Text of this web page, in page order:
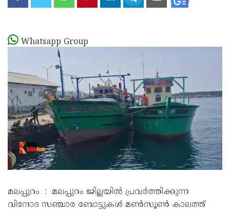
Whatsapp Group
മലപ്പുറം : മലപ്പുറം ജില്ലയിൽ പ്രവർത്തിക്കുന്ന
വിനോദ സഞ്ചാര ബോട്ടുകൾ മൺസൂൺ കാലത്ത്